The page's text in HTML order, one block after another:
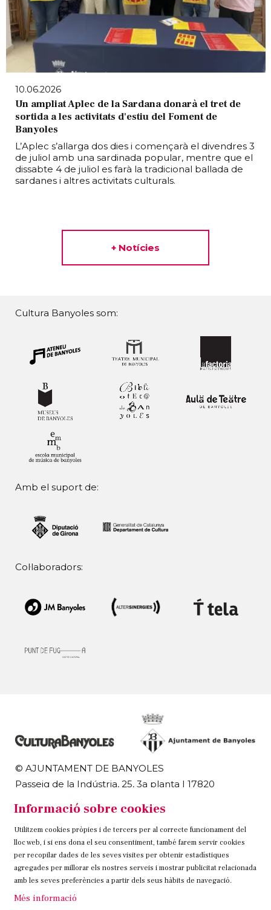
10.06.2026
Un ampliat Aplec de la Sardana donarà el tret de
sortida a les activitats d'estiu del Foment de
Banyoles
L’Aplec s’allarga dos dies i començarà el divendres 3
de juliol amb una sardinada popular, mentre que el
dissabte 4 de juliol es farà la tradicional ballada de
sardanes i altres activitats culturals.
+ Notícies
Cultura Banyoles som:
Amb el suport de:
Col·laboradors:
© AJUNTAMENT DE BANYOLES
Passeig de la Indústria, 25, 3a planta | 17820
972 58 18 48 | 972 57 00 50
Sitemap Avís Legal Ús de Cookies Contacteu
Link a instagram
Link a twitter
Link a facebook
Informació sobre cookies
Utilitzem cookies pròpies i de tercers per al correcte funcionament del
lloc web, i si ens dona el seu consentiment, també farem servir cookies
per recopilar dades de les seves visites per obtenir estadístiques
agregades per millorar els nostres serveis i mostrar publicitat relacionada
amb les seves preferències a partir dels seus hàbits de navegació.
Més informació